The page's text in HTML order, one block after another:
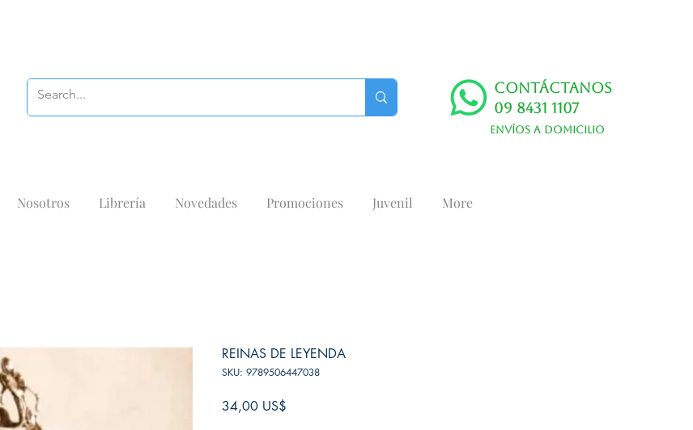
Contáctanos
09 8431 1107
Envíos a domicilio
Nosotros Librería Novedades Promociones Juvenil More
REINAS DE LEYENDA
SKU: 9789506447038
34,00 US$